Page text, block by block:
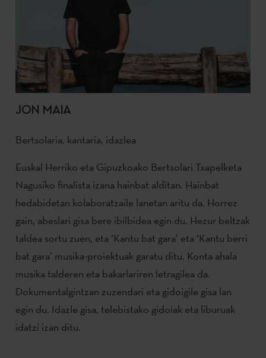
JON MAIA
Bertsolaria, kantaria, idazlea
Euskal Herriko eta Gipuzkoako Bertsolari Txapelketa
Nagusiko finalista izana hainbat alditan. Hainbat
hedabidetan kolaboratzaile lanetan aritu da. Horrez
gain, abeslari gisa bere ibilbidea egin du. Hezur beltzak
taldea sortu zuen, eta ‘Kantu bat gara’ eta ‘Kantu berri
bat gara’ musika-proiektuak garatu ditu. Konta ahala
musika talderen eta bakarlariren letragilea da.
Dokumentalgintzan zuzendari eta gidoigile gisa lan
egin du. Idazle gisa, telebistako gidoiak eta liburuak
idatzi izan ditu.